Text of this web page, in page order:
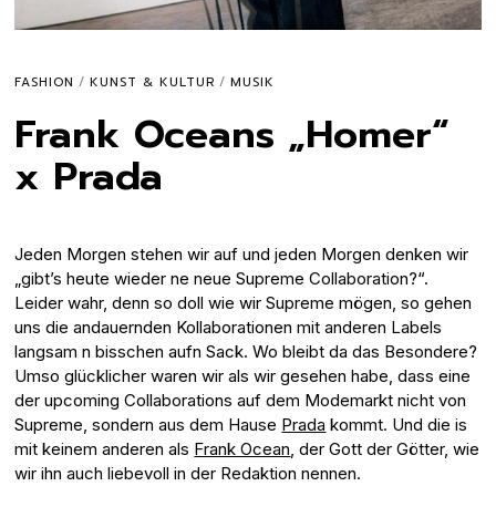
FASHION / KUNST & KULTUR / MUSIK
Frank Oceans „Homer“
x Prada
Jeden Morgen stehen wir auf und jeden Morgen denken wir
„gibt’s heute wieder ne neue Supreme Collaboration?“.
Leider wahr, denn so doll wie wir Supreme mögen, so gehen
uns die andauernden Kollaborationen mit anderen Labels
langsam n bisschen aufn Sack. Wo bleibt da das Besondere?
Umso glücklicher waren wir als wir gesehen habe, dass eine
der upcoming Collaborations auf dem Modemarkt nicht von
Supreme, sondern aus dem Hause Prada kommt. Und die is
mit keinem anderen als Frank Ocean , der Gott der Götter, wie
wir ihn auch liebevoll in der Redaktion nennen.